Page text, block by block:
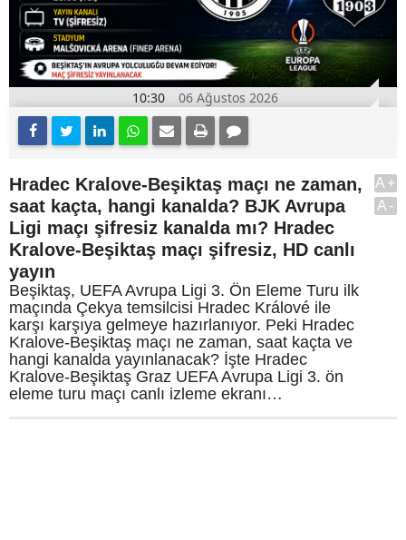
10:30 06 Ağustos 2026
Hradec Kralove-Beşiktaş maçı ne zaman,
saat kaçta, hangi kanalda? BJK Avrupa
Ligi maçı şifresiz kanalda mı? Hradec
Kralove-Beşiktaş maçı şifresiz, HD canlı
yayın
Beşiktaş, UEFA Avrupa Ligi 3. Ön Eleme Turu ilk
maçında Çekya temsilcisi Hradec Králové ile
karşı karşıya gelmeye hazırlanıyor. Peki Hradec
Kralove-Beşiktaş maçı ne zaman, saat kaçta ve
hangi kanalda yayınlanacak? İşte Hradec
Kralove-Beşiktaş Graz UEFA Avrupa Ligi 3. ön
eleme turu maçı canlı izleme ekranı…
A+
A-